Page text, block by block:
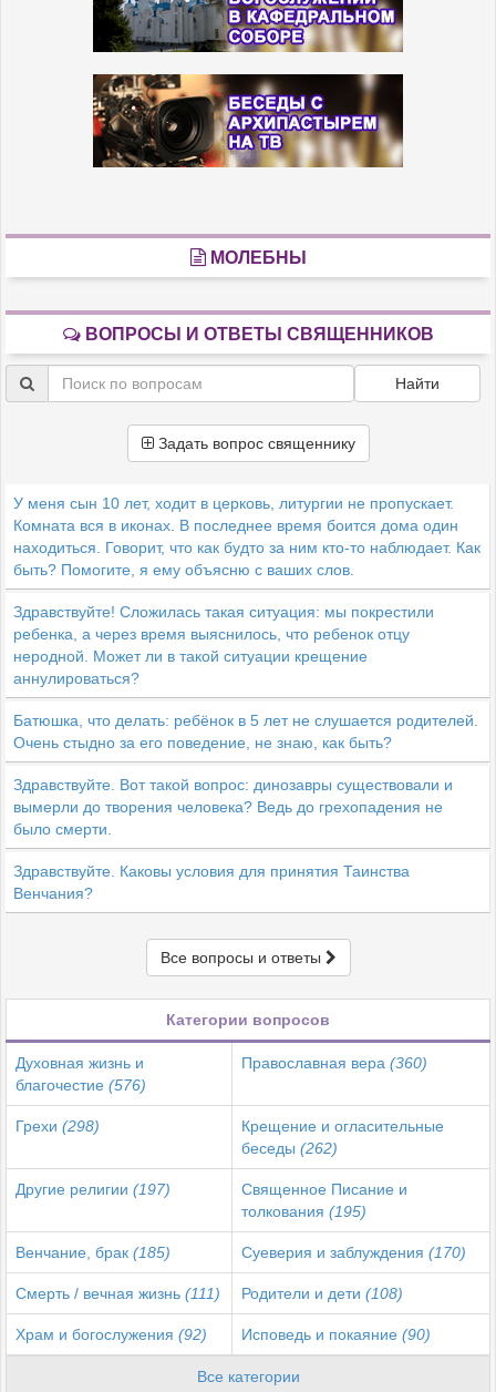
МОЛЕБНЫ
ВОПРОСЫ И ОТВЕТЫ СВЯЩЕННИКОВ
Найти
Задать вопрос священнику
У меня сын 10 лет, ходит в церковь, литургии не пропускает.
Комната вся в иконах. В последнее время боится дома один
находиться. Говорит, что как будто за ним кто-то наблюдает. Как
быть? Помогите, я ему объясню с ваших слов.
Здравствуйте! Сложилась такая ситуация: мы покрестили
ребенка, а через время выяснилось, что ребенок отцу
неродной. Может ли в такой ситуации крещение
аннулироваться?
Батюшка, что делать: ребёнок в 5 лет не слушается родителей.
Очень стыдно за его поведение, не знаю, как быть?
Здравствуйте. Вот такой вопрос: динозавры существовали и
вымерли до творения человека? Ведь до грехопадения не
было смерти.
Здравствуйте. Каковы условия для принятия Таинства
Венчания?
Все вопросы и ответы
Категории вопросов
Духовная жизнь и
благочестие (576)
Православная вера (360)
Грехи (298)
Крещение и огласительные
беседы (262)
Другие религии (197)
Священное Писание и
толкования (195)
Венчание, брак (185) Суеверия и заблуждения (170)
Смерть / вечная жизнь (111) Родители и дети (108)
Храм и богослужения (92) Исповедь и покаяние (90)
Все категории